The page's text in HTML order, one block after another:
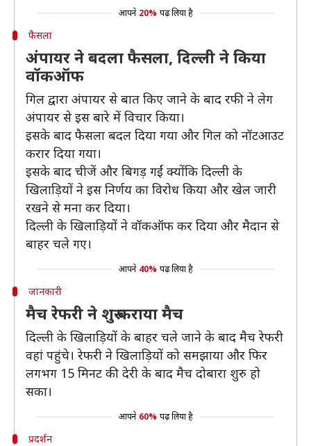
आपने 20% पढ़ लिया है
फैसला
अंपायर ने बदला फैसला, दिल्ली ने किया
वॉकऑफ
गिल द्वारा अंपायर से बात किए जाने के बाद रफी ने लेग
अंपायर से इस बारे में विचार किया।
इसके बाद फैसला बदल दिया गया और गिल को नॉटआउट
करार दिया गया।
इसके बाद चीजें और बिगड़ गईं क्योंकि दिल्ली के
खिलाड़ियों ने इस निर्णय का विरोध किया और खेल जारी
रखने से मना कर दिया।
दिल्ली के खिलाड़ियों ने वॉकऑफ कर दिया और मैदान से
बाहर चले गए।
आपने 40% पढ़ लिया है
जानकारी
मैच रेफरी ने शुरु कराया मैच
दिल्ली के खिलाड़ियों के बाहर चले जाने के बाद मैच रेफरी
वहां पहुंचे। रेफरी ने खिलाड़ियों को समझाया और फिर
लगभग 15 मिनट की देरी के बाद मैच दोबारा शुरु हो
सका।
आपने 60% पढ़ लिया है
प्रदर्शन